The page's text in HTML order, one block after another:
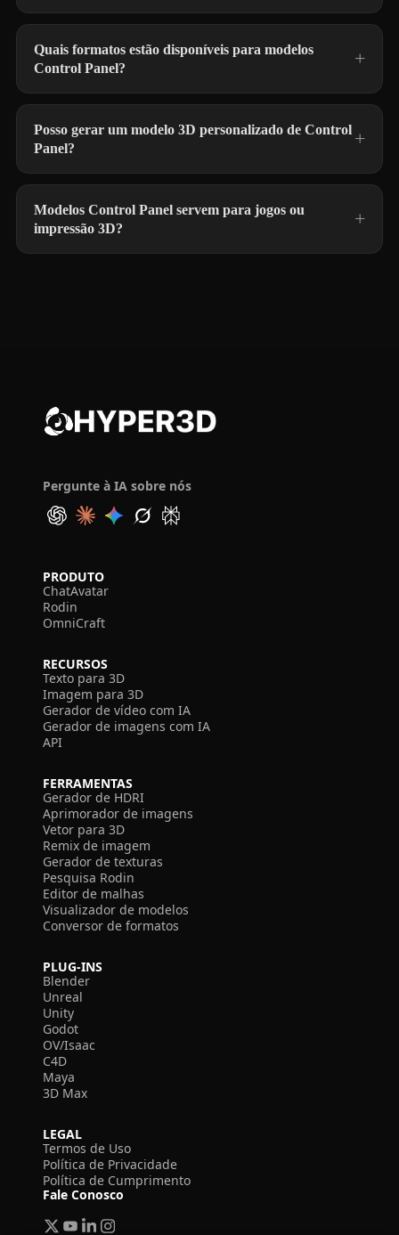
Quais formatos estão disponíveis para modelos
Control Panel?
Posso gerar um modelo 3D personalizado de Control
Panel?
Modelos Control Panel servem para jogos ou
impressão 3D?
Pergunte à IA sobre nós
PRODUTO
ChatAvatar
Rodin
OmniCraft
RECURSOS
Texto para 3D
Imagem para 3D
Gerador de vídeo com IA
Gerador de imagens com IA
API
FERRAMENTAS
Gerador de HDRI
Aprimorador de imagens
Vetor para 3D
Remix de imagem
Gerador de texturas
Pesquisa Rodin
Editor de malhas
Visualizador de modelos
Conversor de formatos
PLUG-INS
Blender
Unreal
Unity
Godot
OV/Isaac
C4D
Maya
3D Max
LEGAL
Termos de Uso
Política de Privacidade
Política de Cumprimento
Fale Conosco